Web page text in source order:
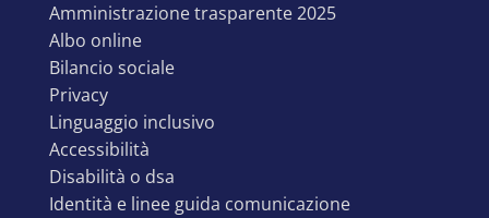
amministrazione trasparente 2025
albo online
bilancio sociale
privacy
linguaggio inclusivo
accessibilità
disabilità o dsa
identità e linee guida comunicazione